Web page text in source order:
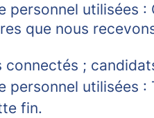
personnel utilisées
que nous
connectés ;
personnel utilisées
fin.